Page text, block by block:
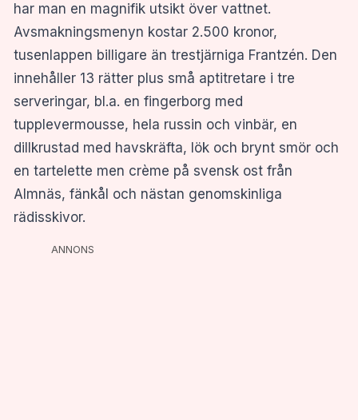
har man en magnifik utsikt över vattnet.
Avsmakningsmenyn kostar 2.500 kronor,
tusenlappen billigare än trestjärniga Frantzén. Den
innehåller 13 rätter plus små aptitretare i tre
serveringar, bl.a. en fingerborg med
tupplevermousse, hela russin och vinbär, en
dillkrustad med havskräfta, lök och brynt smör och
en tartelette men crème på svensk ost från
Almnäs, fänkål och nästan genomskinliga
rädisskivor.
ANNONS